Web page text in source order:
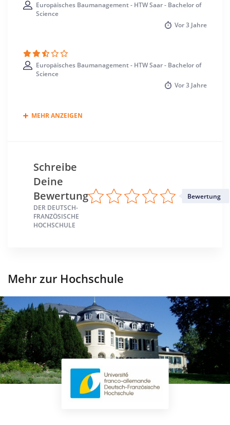
Europäisches Baumanagement - HTW Saar - Bachelor of
Science
Vor3 Jahre
Europäisches Baumanagement - HTW Saar - Bachelor of
Science
Vor3 Jahre
MEHR ANZEIGEN
Schreibe
Deine
Bewertung
DER DEUTSCH-
FRANZÖSISCHE
HOCHSCHULE
Bewertung
Mehr zur Hochschule